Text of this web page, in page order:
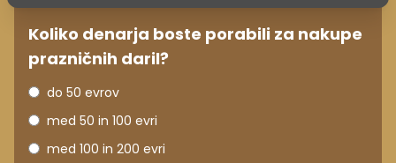
Koliko denarja boste porabili za nakupe
prazničnih daril?
do 50 evrov
med 50 in 100 evri
med 100 in 200 evri